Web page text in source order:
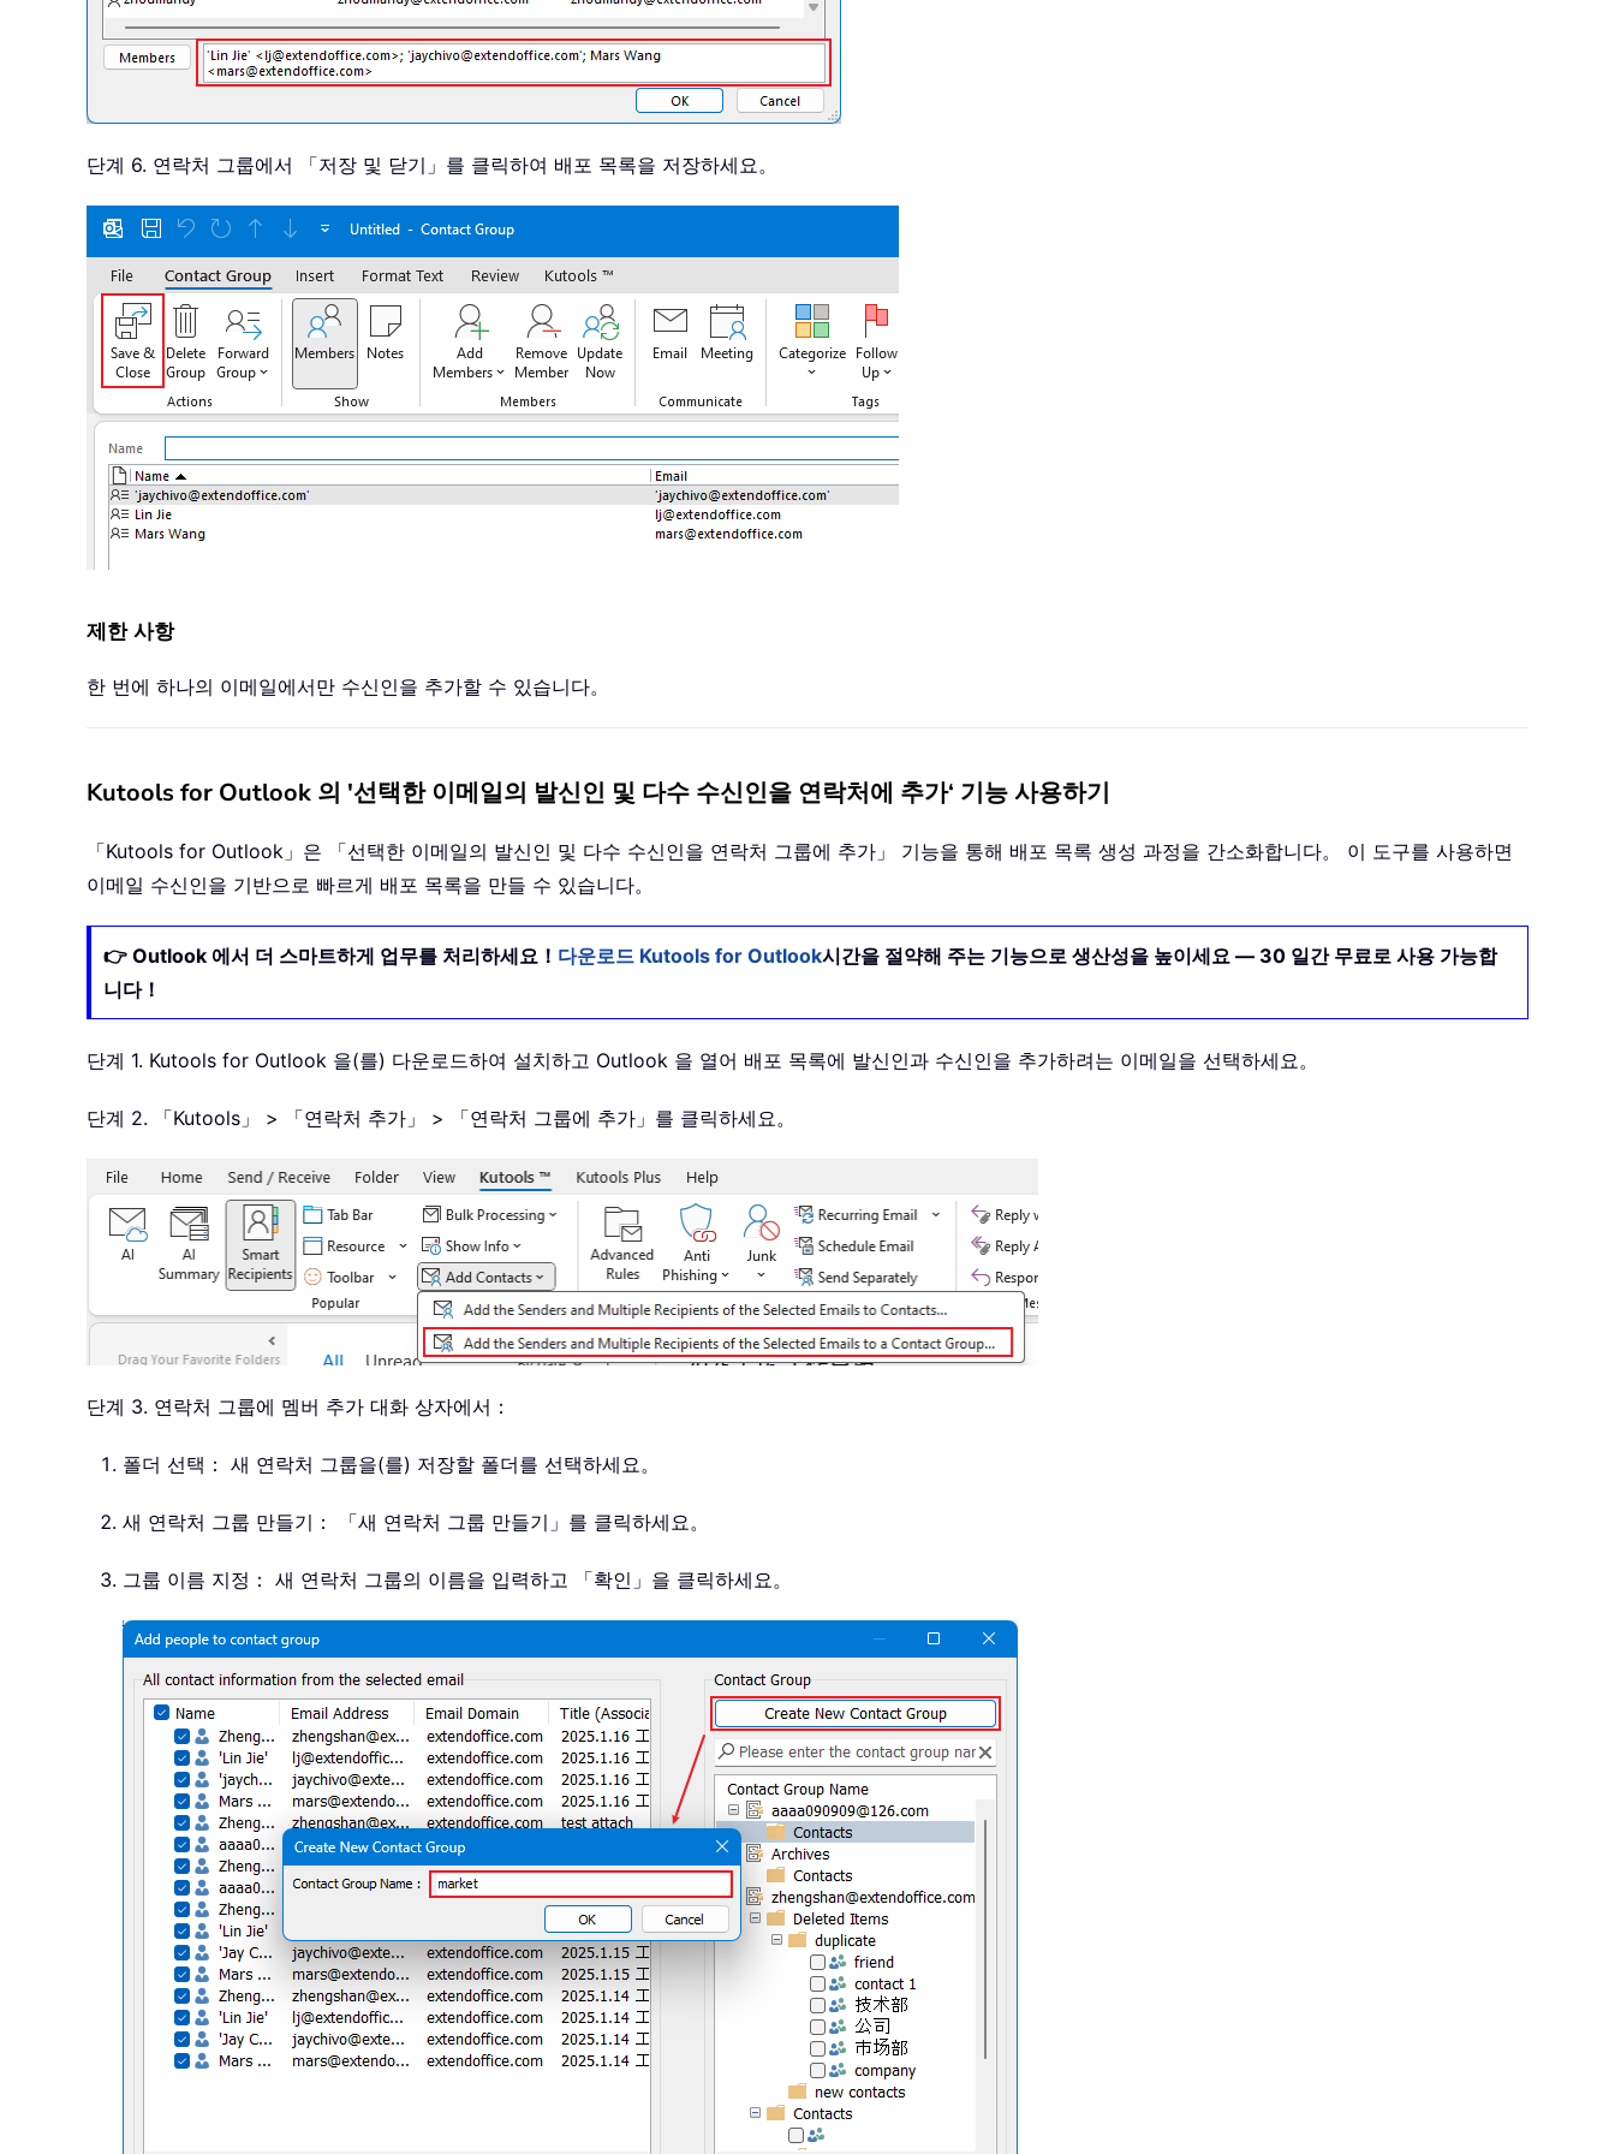
단계 6. 연락처 그룹에서 「저장 및 닫기」를 클릭하여 배포 목록을 저장하세요。
제한 사항
한 번에 하나의 이메일에서만 수신인을 추가할 수 있습니다。
Kutools for Outlook 의 '선택한 이메일의 발신인 및 다수 수신인을 연락처에 추가‘ 기능 사용하기
「Kutools for Outlook」은 「선택한 이메일의 발신인 및 다수 수신인을 연락처 그룹에 추가」 기능을 통해 배포 목록 생성 과정을 간소화합니다。 이 도구를 사용하면
이메일 수신인을 기반으로 빠르게 배포 목록을 만들 수 있습니다。
👉 Outlook 에서 더 스마트하게 업무를 처리하세요！ 다운로드 Kutools for Outlook시간을 절약해 주는 기능으로 생산성을 높이세요 — 30 일간 무료로 사용 가능합
니다！
단계 1. Kutools for Outlook 을(를) 다운로드하여 설치하고 Outlook 을 열어 배포 목록에 발신인과 수신인을 추가하려는 이메일을 선택하세요。
단계 2. 「Kutools」 > 「연락처 추가」 > 「연락처 그룹에 추가」를 클릭하세요。
단계 3. 연락처 그룹에 멤버 추가 대화 상자에서：
폴더 선택： 새 연락처 그룹을(를) 저장할 폴더를 선택하세요。
새 연락처 그룹 만들기： 「새 연락처 그룹 만들기」를 클릭하세요。
그룹 이름 지정： 새 연락처 그룹의 이름을 입력하고 「확인」을 클릭하세요。